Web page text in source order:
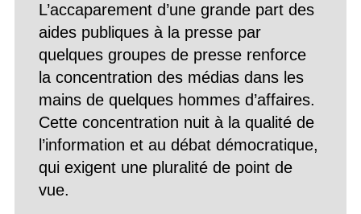
L’accaparement d’une grande part des
aides publiques à la presse par
quelques groupes de presse renforce
la concentration des médias dans les
mains de quelques hommes d’affaires.
Cette concentration nuit à la qualité de
l’information et au débat démocratique,
qui exigent une pluralité de point de
vue.